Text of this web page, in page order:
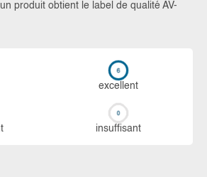
produit obtient le label de qualité AV-
ex­cellent
in­suf­fi­sant